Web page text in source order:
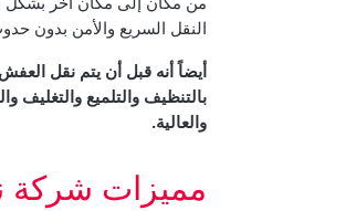
النقل السريع والأمن بدون
أيضاً أنه قبل أن يتم نقل
بالتنظيف والتلميع والتغليف
والعالية.
مميزات شركة